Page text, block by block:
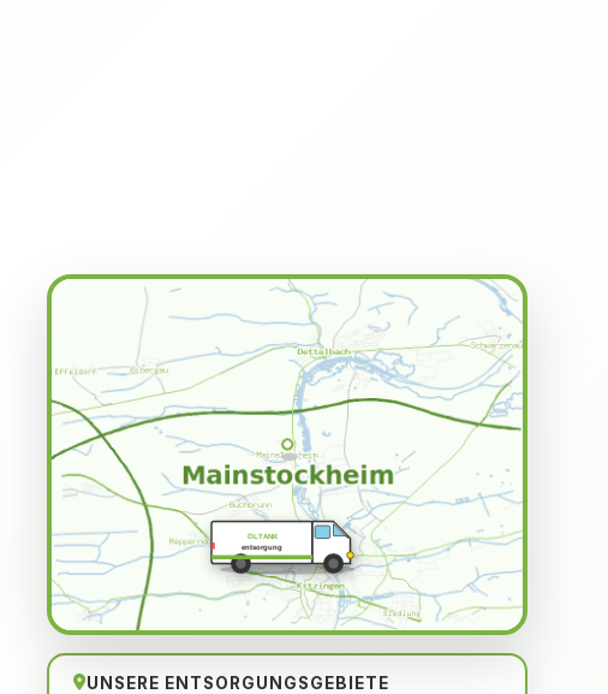
ÖLTANK
entsorgung
UNSERE ENTSORGUNGSGEBIETE